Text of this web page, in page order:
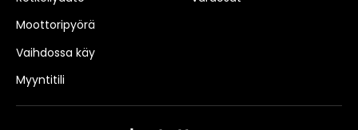
Moottoripyörä
Vaihdossa käy
Myyntitili